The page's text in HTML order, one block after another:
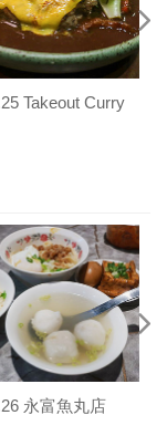
Takeout Curry
永富魚丸店